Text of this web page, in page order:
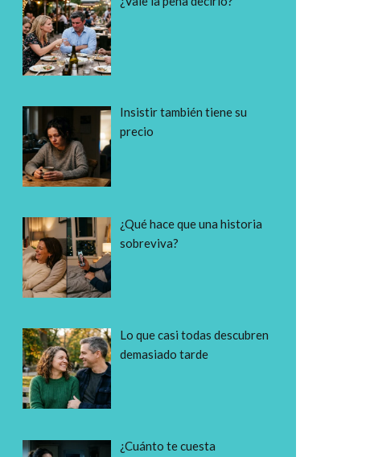
Insistir también tiene su
precio
¿Qué hace que una historia
sobreviva?
Lo que casi todas descubren
demasiado tarde
¿Cuánto te cuesta